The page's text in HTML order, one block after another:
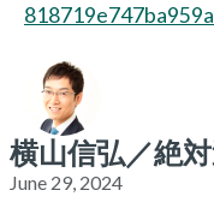
横山信弘／絶
June 29, 2024